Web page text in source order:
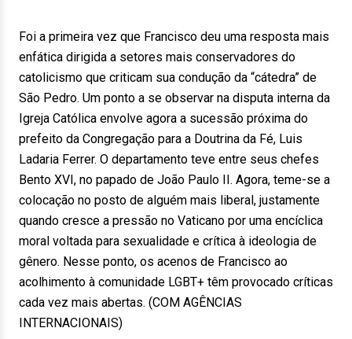
Foi a primeira vez que Francisco deu uma resposta mais
enfática dirigida a setores mais conservadores do
catolicismo que criticam sua condução da “cátedra” de
São Pedro. Um ponto a se observar na disputa interna da
Igreja Católica envolve agora a sucessão próxima do
prefeito da Congregação para a Doutrina da Fé, Luis
Ladaria Ferrer. O departamento teve entre seus chefes
Bento XVI, no papado de João Paulo II. Agora, teme-se a
colocação no posto de alguém mais liberal, justamente
quando cresce a pressão no Vaticano por uma encíclica
moral voltada para sexualidade e crítica à ideologia de
gênero. Nesse ponto, os acenos de Francisco ao
acolhimento à comunidade LGBT+ têm provocado críticas
cada vez mais abertas. (COM AGÊNCIAS
INTERNACIONAIS)